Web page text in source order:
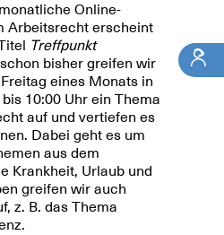
Online-
Arbeitsrecht erscheint
Treffpunkt
bisher greifen wir
eines Monats in
10:00 Uhr ein Thema
auf und vertiefen es
Dabei geht es um
aus dem
Krankheit, Urlaub und
greifen wir auch
z. B. das Thema